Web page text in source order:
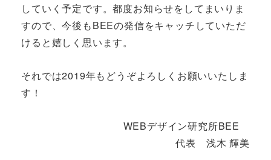
していく予定です。都度お知らせをしてまいりま
すので、今後もBEEの発信をキャッチしていただ
けると嬉しく思います。
それでは2019年もどうぞよろしくお願いいたしま
す！
WEBデザイン研究所BEE
代表 浅木 輝美